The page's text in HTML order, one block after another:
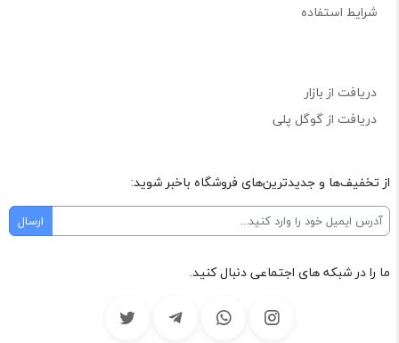
شرایط استفاده
دریافت از بازار
دریافت از گوگل پلی
از تخفیف‌ها و جدیدترین‌های فروشگاه باخبر شوید:
ما را در شبکه های اجتماعی دنبال کنید.